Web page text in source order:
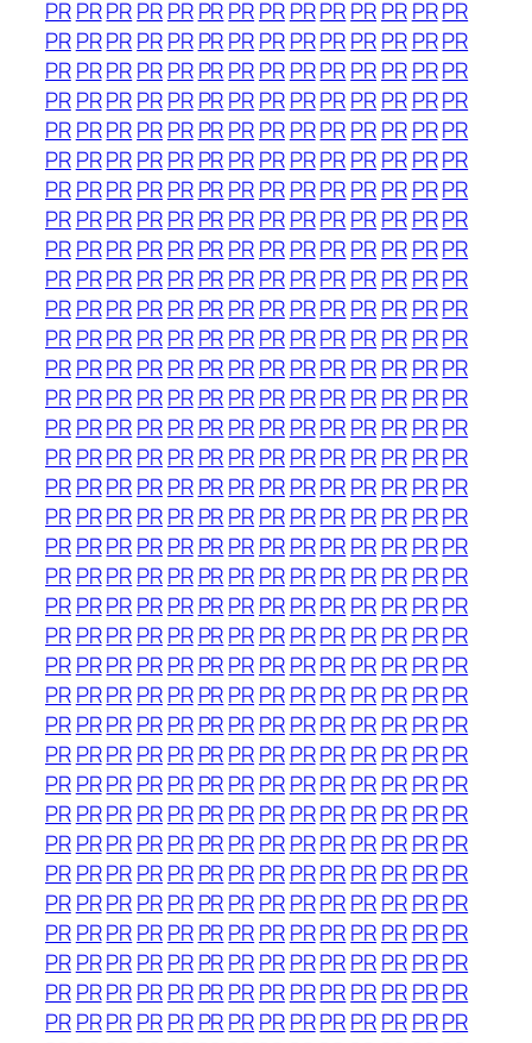
PRPRPRPRPR PRPRPRPRPRPRPR PRPR
PRPRPRPRPR PRPRPRPRPRPRPR PRPR
PRPRPRPRPR PRPRPRPRPRPRPR PRPR
PRPRPRPRPR PRPRPRPRPRPRPR PRPR
PRPRPRPRPR PRPRPRPRPRPRPR PRPR
PRPRPRPRPR PRPRPRPRPRPRPR PRPR
PRPRPRPRPR PRPRPRPRPRPRPR PRPR
PRPRPRPRPR PRPRPRPRPRPRPR PRPR
PRPRPRPRPR PRPRPRPRPRPRPR PRPR
PRPRPRPRPR PRPRPRPRPRPRPR PRPR
PRPRPRPRPR PRPRPRPRPRPRPR PRPR
PRPRPRPRPR PRPRPRPRPRPRPR PRPR
PRPRPRPRPR PRPRPRPRPRPRPR PRPR
PRPRPRPRPR PRPRPRPRPRPRPR PRPR
PRPRPRPRPR PRPRPRPRPRPRPR PRPR
PRPRPRPRPR PRPRPRPRPRPRPR PRPR
PRPRPRPRPR PRPRPRPRPRPRPR PRPR
PRPRPRPRPR PRPRPRPRPRPRPR PRPR
PRPRPRPRPR PRPRPRPRPRPRPR PRPR
PRPRPRPRPR PRPRPRPRPRPRPR PRPR
PRPRPRPRPR PRPRPRPRPRPRPR PRPR
PRPRPRPRPR PRPRPRPRPRPRPR PRPR
PRPRPRPRPR PRPRPRPRPRPRPR PRPR
PRPRPRPRPR PRPRPRPRPRPRPR PRPR
PRPRPRPRPR PRPRPRPRPRPRPR PRPR
PRPRPRPRPR PRPRPRPRPRPRPR PRPR
PRPRPRPRPR PRPRPRPRPRPRPR PRPR
PRPRPRPRPR PRPRPRPRPRPRPR PRPR
PRPRPRPRPR PRPRPRPRPRPRPR PRPR
PRPRPRPRPR PRPRPRPRPRPRPR PRPR
PRPRPRPRPR PRPRPRPRPRPRPR PRPR
PRPRPRPRPR PRPRPRPRPRPRPR PRPR
PRPRPRPRPR PRPRPRPRPRPRPR PRPR
PRPRPRPRPR PRPRPRPRPRPRPR PRPR
PRPRPRPRPR PRPRPRPRPRPRPR PRPR